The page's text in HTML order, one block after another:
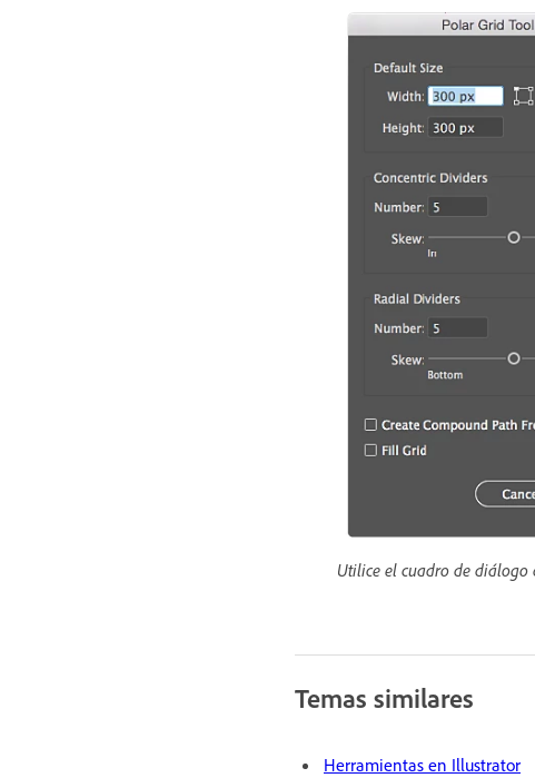
Utilice el cuadro de
Temas similares
Herramientas en Illustrator